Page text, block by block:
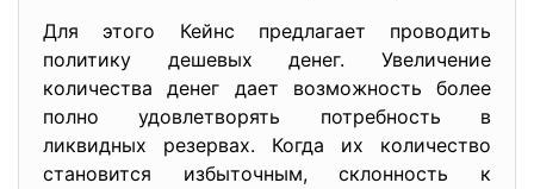
Для этого Кейнс предлагает проводить
политику дешевых денег. Увеличение
количества денег дает возможность более
полно удовлетворять потребность в
ликвидных резервах. Когда их количество
становится избыточным, склонность к